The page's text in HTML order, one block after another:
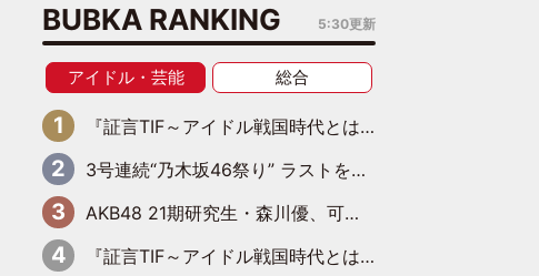
BUBKA RANKING 5:30更新
アイドル・芸能 総合
『証言TIF～アイドル戦国時代とはなんだったのか～』第6回：でんぱ組.inc・古川未鈴×相沢梨紗「『ハロプロやりたかったな』って言ったら、夢眠ねむさんに『てめえはでんぱ組．incなんだよ！』って肩パンされて(笑)」
3号連続“乃木坂46祭り” ラストを飾るのは賀喜遥香…5年ぶりの登場に「5年分大人になった私を見ていただけたら」
AKB48 21期研究生・森川優、可愛さもある大人の女性に
『証言TIF～アイドル戦国時代とはなんだったのか～』第11回：私立恵比寿中学・真山りか×安本彩花「TIFで10年ぶりのキョンシーメイクをしたら、場を完全に引かせてしまって。時代が変わったんだなって」